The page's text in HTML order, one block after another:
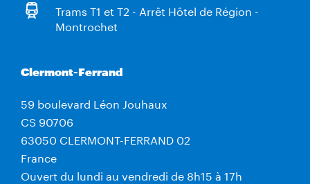
Trams T1 et T2 - Arrêt Hôtel de Région -
Montrochet
Clermont-Ferrand
59 boulevard Léon Jouhaux
CS 90706
63050 CLERMONT-FERRAND 02
France
Ouvert du lundi au vendredi de 8h15 à 17h